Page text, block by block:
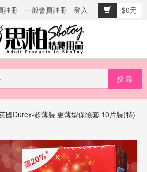
註冊 一般會員註冊 登入
$0元
國Durex-超薄裝 更薄型保險套 10片裝(特)